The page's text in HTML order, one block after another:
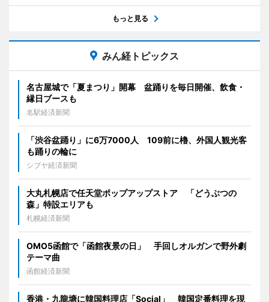
もっと見る
みん経トピックス
名古屋城で「夏まつり」開幕 盆踊りを毎日開催、飲食・
縁日ブースも
名駅経済新聞
「渋谷盆踊り」に6万7000人 109前に櫓、外国人観光客
も踊りの輪に
シブヤ経済新聞
大丸札幌店で任天堂ポップアップストア 「どうぶつの
森」特設エリアも
札幌経済新聞
OMO5函館で「函館夜景の日」 手回しオルガンで野外劇
テーマ曲
函館経済新聞
香港・九龍塘に韓国料理店「Social」 韓国定番料理を現